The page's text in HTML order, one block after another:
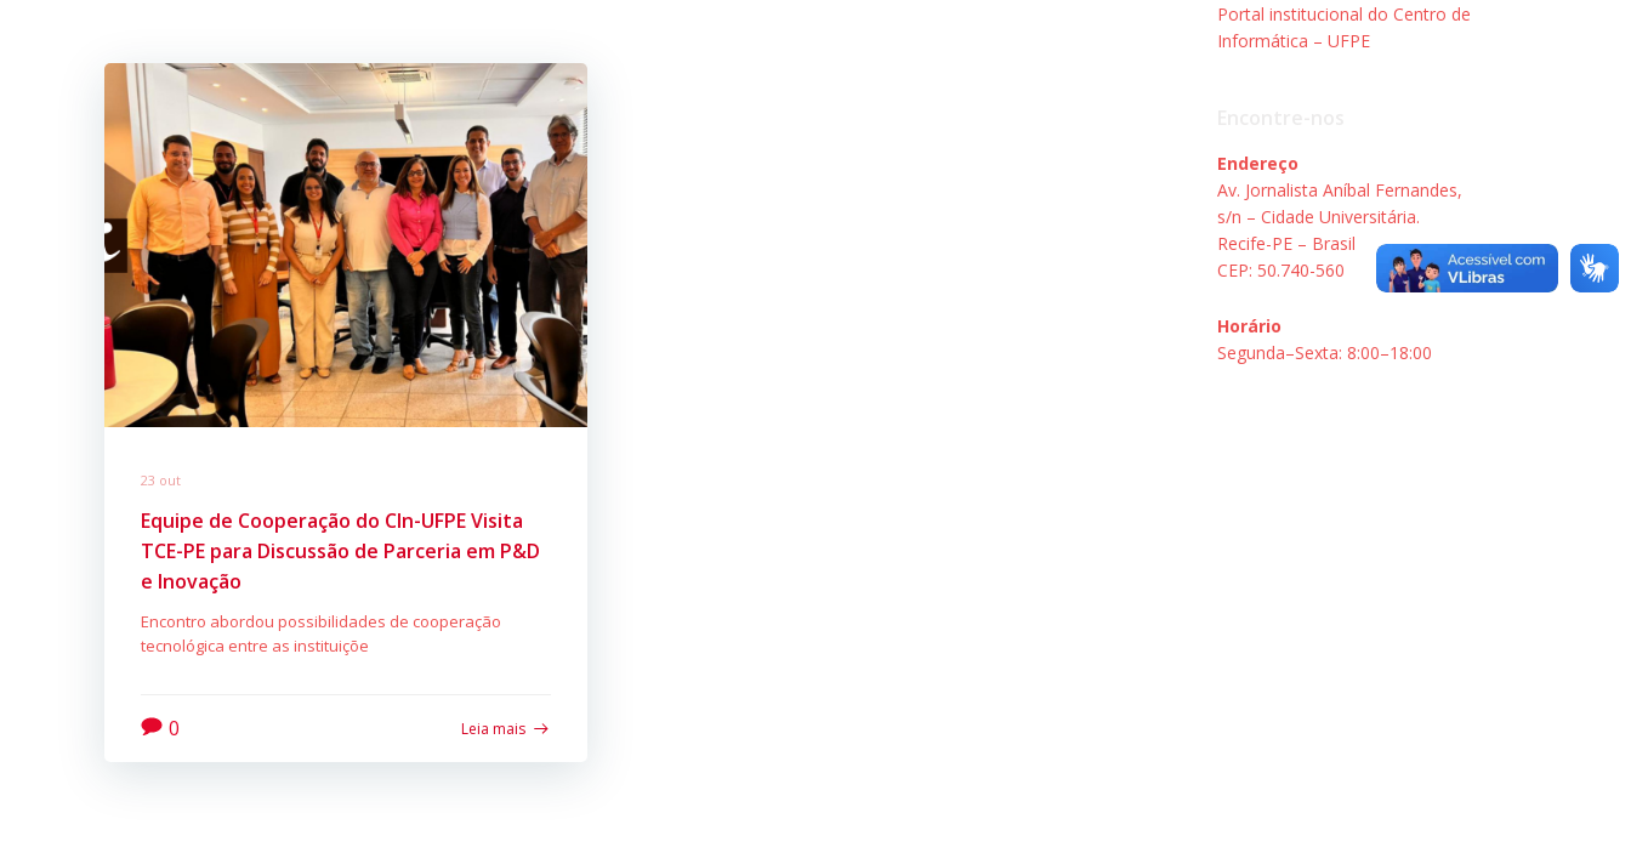
23 out
Equipe de Cooperação do CIn-UFPE Visita
TCE-PE para Discussão de Parceria em P&D
e Inovação
Encontro abordou possibilidades de cooperação
tecnológica entre as instituiçõe
0 Leia mais
Portal institucional do Centro de
Informática – UFPE
Endereço
Av. Jornalista Aníbal Fernandes,
s/n – Cidade Universitária.
Recife-PE – Brasil
CEP: 50.740-560
Horário
Segunda–Sexta: 8:00–18:00